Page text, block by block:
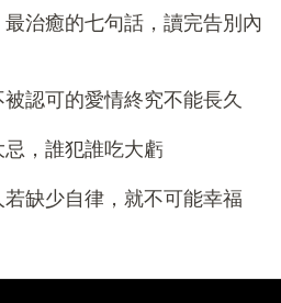
最治癒的七句話，讀完告別內
認可的愛情終究不能長久
，誰犯誰吃大虧
缺少自律，就不可能幸福